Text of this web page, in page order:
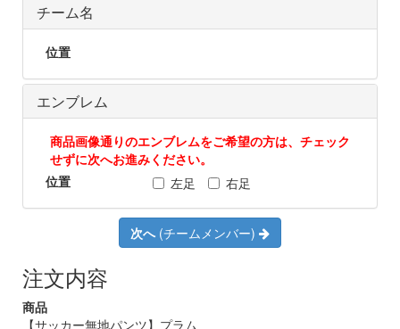
チーム名
位置
エンブレム
商品画像通りのエンブレムをご希望の方は、チェック
せずに次へお進みください。
位置
左足 右足
次へ (チームメンバー)
注文内容
商品
【サッカー無地パンツ】プラム